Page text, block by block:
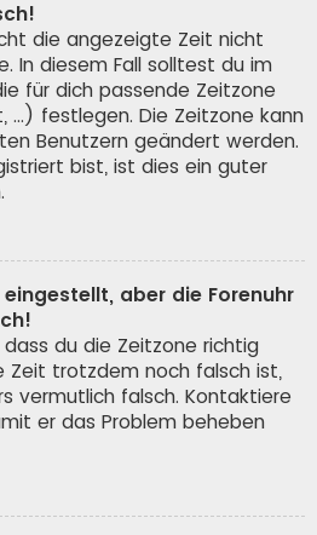
die angezeigte Zeit nicht
In diesem Fall solltest du im
für dich passende Zeitzone
...) festlegen. Die Zeitzone kann
Benutzern geändert werden.
bist, ist dies ein guter
aber die Forenuhr
du die Zeitzone richtig
Zeit trotzdem noch falsch ist,
vermutlich falsch. Kontaktiere
er das Problem beheben